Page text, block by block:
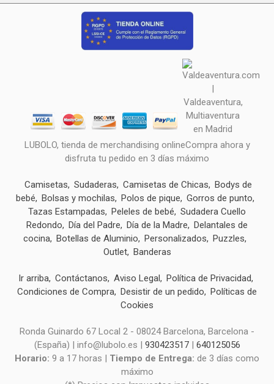
LUBOLO, tienda de merchandising onlineCompra ahora y
disfruta tu pedido en 3 días máximo
Camisetas Sudaderas Camisetas de Chicas
Bodys de
bebé
Bolsas y mochilas Polos de pique
Gorros de punto
Tazas Estampadas
Peleles de bebé
Sudadera Cuello
Redondo
Día del Padre Día de la Madre
Delantales de
cocina Botellas de Aluminio Personalizados
Puzzles
Outlet Banderas
Ir arriba Contáctanos Aviso Legal
Política de Privacidad
Condiciones de Compra Desistir de un pedido
Políticas de
Cookies
Ronda Guinardo 67 Local 2 - 08024 Barcelona, Barcelona -
(España) | info@lubolo.es | 930423517| 640125056
Horario: 9 a 17 horas | Tiempo de Entrega: de 3 días como
máximo